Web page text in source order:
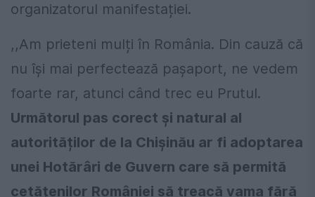
organizatorul manifestației.
,,Am prieteni mulți în România. Din cauză că
nu își mai perfectează pașaport, ne vedem
foarte rar, atunci când trec eu Prutul.
Următorul pas corect și natural al
autorităților de la Chișinău ar fi adoptarea
unei Hotărâri de Guvern care să permită
cetățenilor României să treacă vama fără